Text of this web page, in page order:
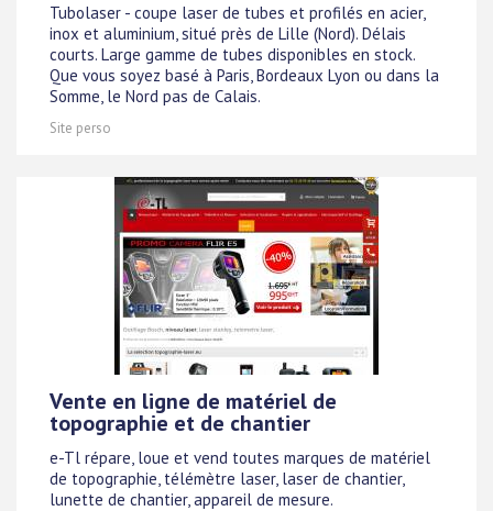
Tubolaser - coupe laser de tubes et profilés en acier,
inox et aluminium, situé près de Lille (Nord). Délais
courts. Large gamme de tubes disponibles en stock.
Que vous soyez basé à Paris, Bordeaux Lyon ou dans la
Somme, le Nord pas de Calais.
Site perso
Vente en ligne de matériel de
topographie et de chantier
e-Tl répare, loue et vend toutes marques de matériel
de topographie, télémètre laser, laser de chantier,
lunette de chantier, appareil de mesure.